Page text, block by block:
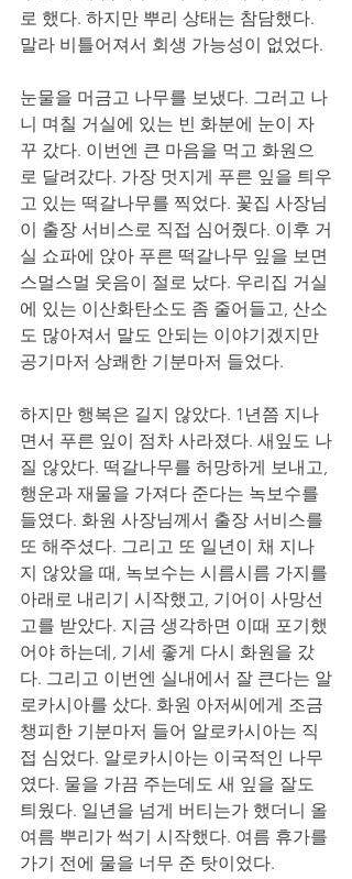
로 했다. 하지만 뿌리 상태는 참담했다.
말라 비틀어져서 회생 가능성이 없었다.
눈물을 머금고 나무를 보냈다. 그러고 나
니 며칠 거실에 있는 빈 화분에 눈이 자
꾸 갔다. 이번엔 큰 마음을 먹고 화원으
로 달려갔다. 가장 멋지게 푸른 잎을 틔우
고 있는 떡갈나무를 찍었다. 꽃집 사장님
이 출장 서비스로 직접 심어줬다. 이후 거
실 쇼파에 앉아 푸른 떡갈나무 잎을 보면
스멀스멀 웃음이 절로 났다. 우리집 거실
에 있는 이산화탄소도 좀 줄어들고, 산소
도 많아져서 말도 안되는 이야기겠지만
공기마저 상쾌한 기분마저 들었다.
하지만 행복은 길지 않았다. 1년쯤 지나
면서 푸른 잎이 점차 사라졌다. 새잎도 나
질 않았다. 떡갈나무를 허망하게 보내고,
행운과 재물을 가져다 준다는 녹보수를
들였다. 화원 사장님께서 출장 서비스를
또 해주셨다. 그리고 또 일년이 채 지나
지 않았을 때, 녹보수는 시름시름 가지를
아래로 내리기 시작했고, 기어이 사망선
고를 받았다. 지금 생각하면 이때 포기했
어야 하는데, 기세 좋게 다시 화원을 갔
다. 그리고 이번엔 실내에서 잘 큰다는 알
로카시아를 샀다. 화원 아저씨에게 조금
챙피한 기분마저 들어 알로카시아는 직
접 심었다. 알로카시아는 이국적인 나무
였다. 물을 가끔 주는데도 새 잎을 잘도
틔웠다. 일년을 넘게 버티는가 했더니 올
여름 뿌리가 썩기 시작했다. 여름 휴가를
가기 전에 물을 너무 준 탓이었다.